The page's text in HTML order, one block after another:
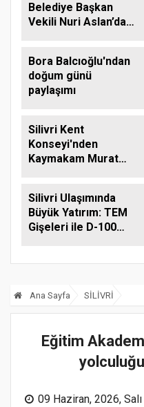
Belediye Başkan
Vekili Nuri Aslan’dan
Bora Balcıoğlu'ndan
doğum günü
paylaşımı
Silivri Kent
Konseyi'nden
Kaymakam Murat
Silivri Ulaşımında
Büyük Yatırım: TEM
Gişeleri ile D-100
Ana Sayfa SİLİVRİ
Eğitim
09 Haziran, 2026,